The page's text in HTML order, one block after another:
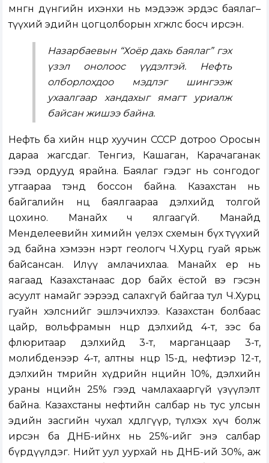
мөнгөн дүнгийн ихэнхи нь мэдээж эрдэс баялаг–
түүхий эдийн цогцолборын хөгжлөөс босч ирсэн.
Назарбаевын “Хоёр дахь баялаг” гэх
үзэл онолоос үүдэлтэй. Нефть
олборлохдоо мэдлэг шингээж
ухаалгаар хандахыг ямагт уриалж
байсан жишээ байна.
Нефть ба хийн нөөцөөрөө хуучин СССР дотроо Оросын
дараа жагсдаг. Тенгиз, Кашаган, Карачаганак
гээд ордууд ярайна. Баялаг гэдэг нь сонгодог
утгаараа тэнд боссон байна. Казахстан нь
байгалийн нөөц баялгаараа дэлхийд толгой
цохино. Манайх ч ялгаагүй. Манайд
Менделеевийн химийн үелэх схемын бүх түүхий
эд байна хэмээн нэрт геологч Ч.Хурц гуай ярьж
байсансан. Илүү амлачихлаа. Манайх ер нь
яагаад Казахстанаас дор байх ёстой вэ гэсэн
асуулт намайг ээрээд салахгүй байгаа тул Ч.Хурц
гуайн хэлснийг эшлэчихлээ. Казахстан болбаас
цайр, вольфрамын нөөцөөр дэлхийд 4-т, зэс ба
флюритаар дэлхийд 3-т, марганцаар 3-т,
молибденээр 4-т, алтны нөөцөөр 15-д, нефтиэр 12-т,
дэлхийн төмрийн хүдрийн нөөцийн 10%, дэлхийн
ураны нөөцийн 25% гээд чамлахааргүй үзүүлэлт
байна. Казахстаны нефтийн салбар нь тус улсын
эдийн засгийн чухал хөдөлгүүр, түлхэх хүч болж
ирсэн ба ДНБ-ийнх нь 25%-ийг энэ салбар
бүрдүүлдэг. Нийт уул уурхай нь ДНБ-ий 30%, аж